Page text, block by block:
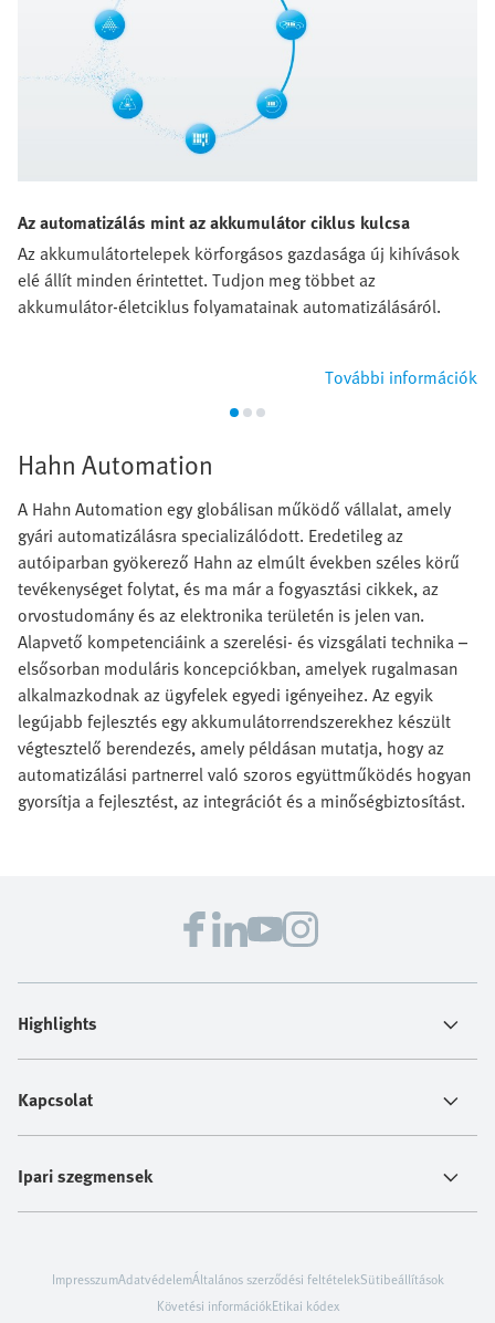
Az automatizálás mint az akkumulátor ciklus kulcsa
Az akkumulátortelepek körforgásos gazdasága új kihívások
elé állít minden érintettet. Tudjon meg többet az
akkumulátor-életciklus folyamatainak automatizálásáról.
További információk
Hahn Automation
A Hahn Automation egy globálisan működő vállalat, amely
gyári automatizálásra specializálódott. Eredetileg az
autóiparban gyökerező Hahn az elmúlt években széles körű
tevékenységet folytat, és ma már a fogyasztási cikkek, az
orvostudomány és az elektronika területén is jelen van.
Alapvető kompetenciáink a szerelési- és vizsgálati technika –
elsősorban moduláris koncepciókban, amelyek rugalmasan
alkalmazkodnak az ügyfelek egyedi igényeihez. Az egyik
legújabb fejlesztés egy akkumulátorrendszerekhez készült
végtesztelő berendezés, amely példásan mutatja, hogy az
automatizálási partnerrel való szoros együttműködés hogyan
gyorsítja a fejlesztést, az integrációt és a minőségbiztosítást.
Highlights
Kapcsolat
Ipari szegmensek
ImpresszumAdatvédelemÁltalános szerződési feltételekSütibeállítások
Követési információkEtikai kódex